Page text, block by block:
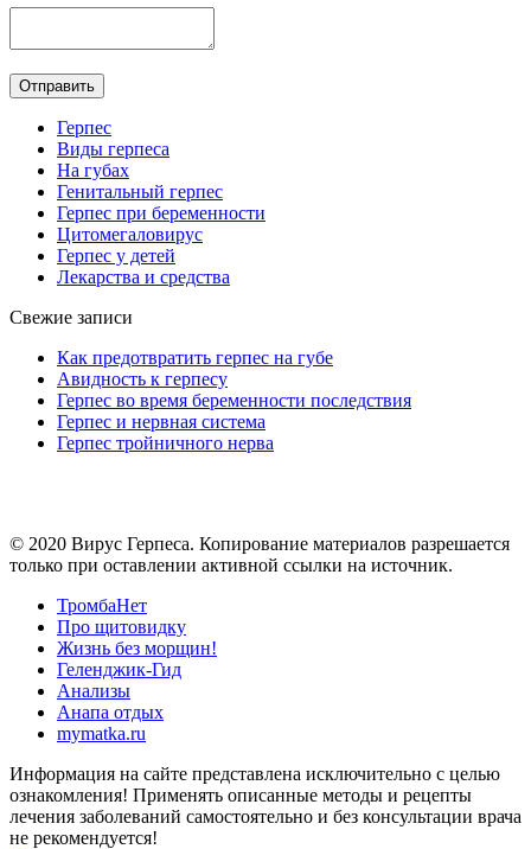
Герпес
Виды герпеса
На губах
Генитальный герпес
Герпес при беременности
Цитомегаловирус
Герпес у детей
Лекарства и средства
Свежие записи
Как предотвратить герпес на губе
Авидность к герпесу
Герпес во время беременности последствия
Герпес и нервная система
Герпес тройничного нерва
© 2020 Вирус Герпеса. Копирование материалов разрешается
только при оставлении активной ссылки на источник.
ТромбаНет
Про щитовидку
Жизнь без морщин!
Геленджик-Гид
Анализы
Анапа отдых
mymatka.ru
Информация на сайте представлена исключительно с целью
ознакомления! Применять описанные методы и рецепты
лечения заболеваний самостоятельно и без консультации врача
не рекомендуется!